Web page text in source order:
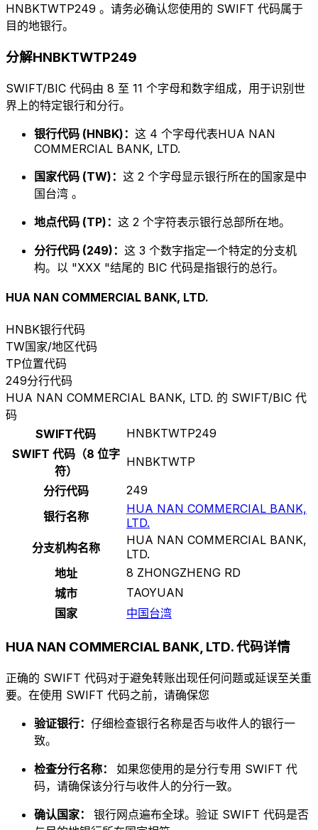
HNBKTWTP249 。请务必确认您使用的 SWIFT 代码属于
目的地银行。
分解HNBKTWTP249
SWIFT/BIC 代码由 8 至 11 个字母和数字组成，用于识别世
界上的特定银行和分行。
银行代码 (HNBK)： 这 4 个字母代表HUA NAN
COMMERCIAL BANK, LTD.
国家代码 (TW)： 这 2 个字母显示银行所在的国家是中
国台湾 。
地点代码 (TP)： 这 2 个字符表示银行总部所在地。
分行代码 (249)： 这 3 个数字指定一个特定的分支机
构。以 "XXX "结尾的 BIC 代码是指银行的总行。
HUA NAN COMMERCIAL BANK, LTD.
HNBK银行代码
TW国家/地区代码
TP位置代码
249分行代码
HUA NAN COMMERCIAL BANK, LTD. 的 SWIFT/BIC 代
码
SWIFT代码
HNBKTWTP249
SWIFT 代码（8 位字
符）
HNBKTWTP
分行代码
249
银行名称
HUA NAN COMMERCIAL BANK,
LTD.
分支机构名称
HUA NAN COMMERCIAL BANK,
LTD.
地址
8 ZHONGZHENG RD
城市
TAOYUAN
国家
中国台湾
HUA NAN COMMERCIAL BANK, LTD. 代码详情
正确的 SWIFT 代码对于避免转账出现任何问题或延误至关重
要。在使用 SWIFT 代码之前，请确保您
验证银行： 仔细检查银行名称是否与收件人的银行一
致。
检查分行名称： 如果您使用的是分行专用 SWIFT 代
码，请确保该分行与收件人的分行一致。
确认国家： 银行网点遍布全球。验证 SWIFT 代码是否